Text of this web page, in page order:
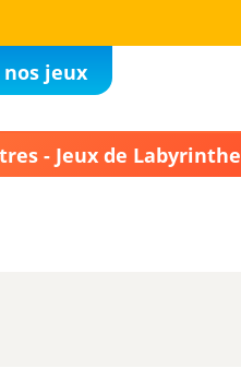
jeux
- Jeux de Labyrinthe